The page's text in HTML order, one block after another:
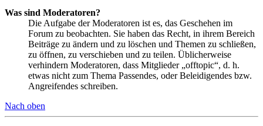
Was sind Moderatoren?
Die Aufgabe der Moderatoren ist es, das Geschehen im
Forum zu beobachten. Sie haben das Recht, in ihrem Bereich
Beiträge zu ändern und zu löschen und Themen zu schließen,
zu öffnen, zu verschieben und zu teilen. Üblicherweise
verhindern Moderatoren, dass Mitglieder „offtopic“, d. h.
etwas nicht zum Thema Passendes, oder Beleidigendes bzw.
Angreifendes schreiben.
Nach oben